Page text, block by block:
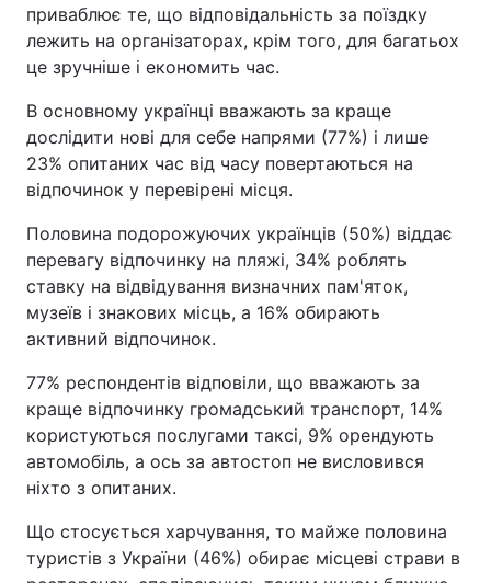
приваблює те, що відповідальність за поїздку
лежить на організаторах, крім того, для багатьох
це зручніше і економить час.
В основному українці вважають за краще
дослідити нові для себе напрями (77%) і лише
23% опитаних час від часу повертаються на
відпочинок у перевірені місця.
Половина подорожуючих українців (50%) віддає
перевагу відпочинку на пляжі, 34% роблять
ставку на відвідування визначних пам'яток,
музеїв і знакових місць, а 16% обирають
активний відпочинок.
77% респондентів відповіли, що вважають за
краще відпочинку громадський транспорт, 14%
користуються послугами таксі, 9% орендують
автомобіль, а ось за автостоп не висловився
ніхто з опитаних.
Що стосується харчування, то майже половина
туристів з України (46%) обирає місцеві страви в